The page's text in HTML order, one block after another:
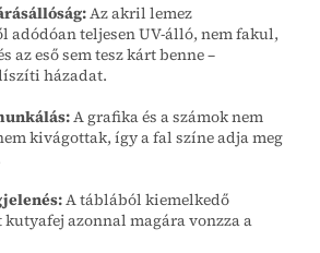
Az akril lemez
adódóan teljesen UV-álló, nem fakul,
az eső sem tesz kárt benne –
házadat.
A grafika és a számok nem
kivágottak, így a fal színe adja meg
A táblából kiemelkedő
azonnal magára vonzza a